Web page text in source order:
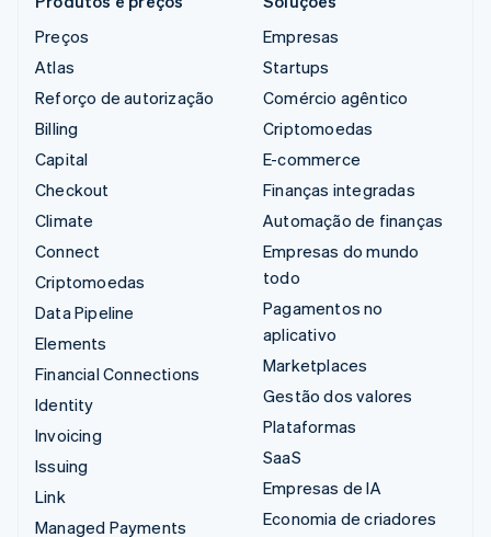
Preços
Atlas
Reforço de autorização
Billing
Capital
Checkout
Climate
Connect
Criptomoedas
Data Pipeline
Elements
Financial Connections
Identity
Invoicing
Issuing
Link
Managed Payments
Empresas
Startups
Comércio agêntico
Criptomoedas
E-commerce
Finanças integradas
Automação de finanças
Empresas do mundo
todo
Pagamentos no
aplicativo
Marketplaces
Gestão dos valores
Plataformas
SaaS
Empresas de IA
Economia de criadores